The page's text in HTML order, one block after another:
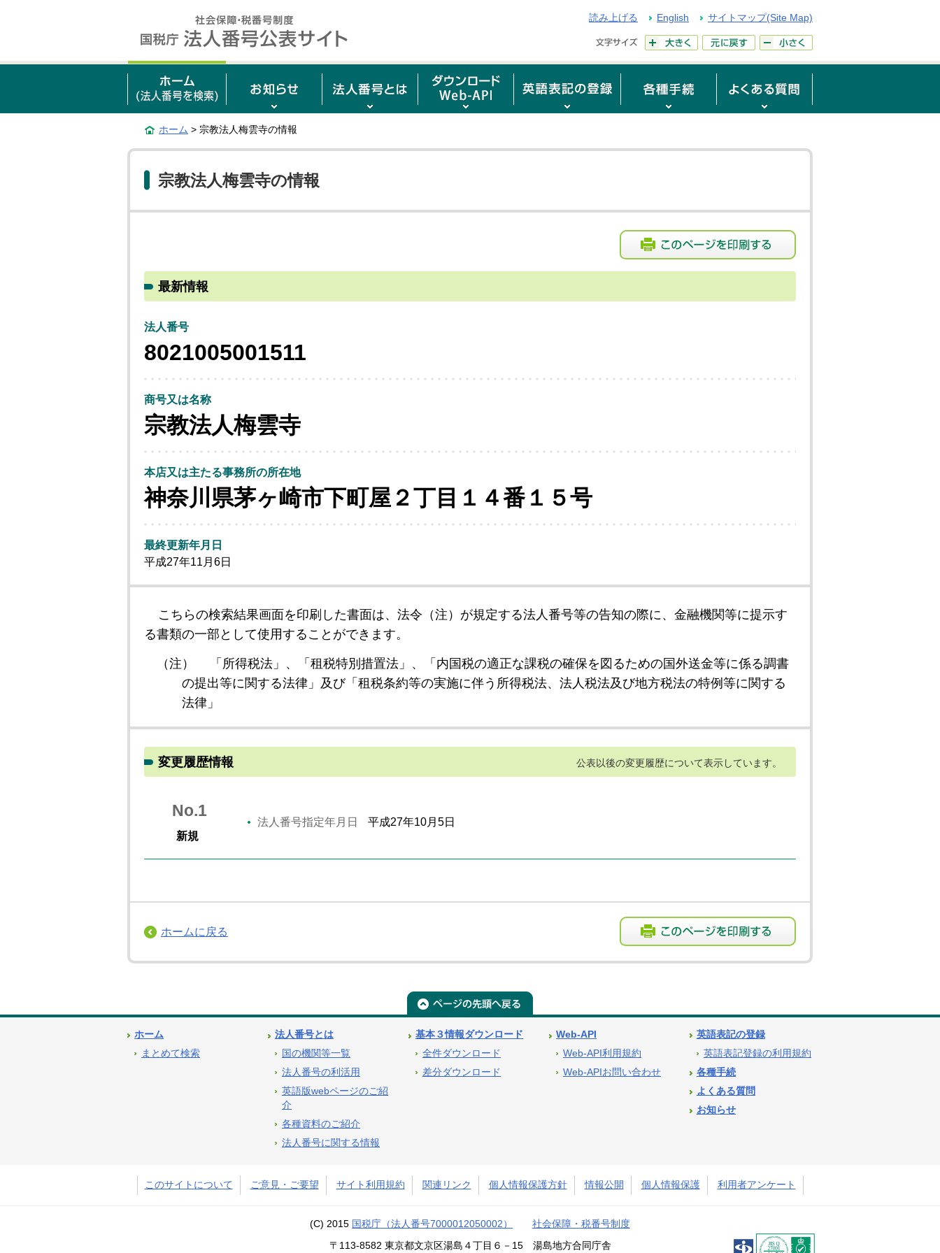
読み上げる English サイトマップ(Site Map)
ホーム > 宗教法人梅雲寺の情報
宗教法人梅雲寺の情報
最新情報
法人番号
8021005001511
商号又は名称
宗教法人梅雲寺
本店又は主たる事務所の所在地
神奈川県茅ヶ崎市下町屋２丁目１４番１５号
最終更新年月日
平成27年11月6日
こちらの検索結果画面を印刷した書面は、法令（注）が規定する法人番号等の告知の際に、金融機関等に提示す
る書類の一部として使用することができます。
（注）
「所得税法」、「租税特別措置法」、「内国税の適正な課税の確保を図るための国外送金等に係る調書
の提出等に関する法律」及び「租税条約等の実施に伴う所得税法、法人税法及び地方税法の特例等に関する
法律」
変更履歴情報 公表以後の変更履歴について表示しています。
No.1
新規
法人番号指定年月日 平成27年10月5日
ホームに戻る
ホーム
まとめて検索
法人番号とは
国の機関等一覧
法人番号の利活用
英語版webページのご紹
介
各種資料のご紹介
法人番号に関する情報
基本３情報ダウンロード
全件ダウンロード
差分ダウンロード
Web-API
Web-API利用規約
Web-APIお問い合わせ
英語表記の登録
英語表記登録の利用規約
各種手続
よくある質問
お知らせ
このサイトについて ご意見・ご要望 サイト利用規約 関連リンク 個人情報保護方針 情報公開 個人情報保護 利用者アンケート
(C) 2015 国税庁（法人番号7000012050002） 社会保障・税番号制度
〒113-8582 東京都文京区湯島４丁目６－15 湯島地方合同庁舎